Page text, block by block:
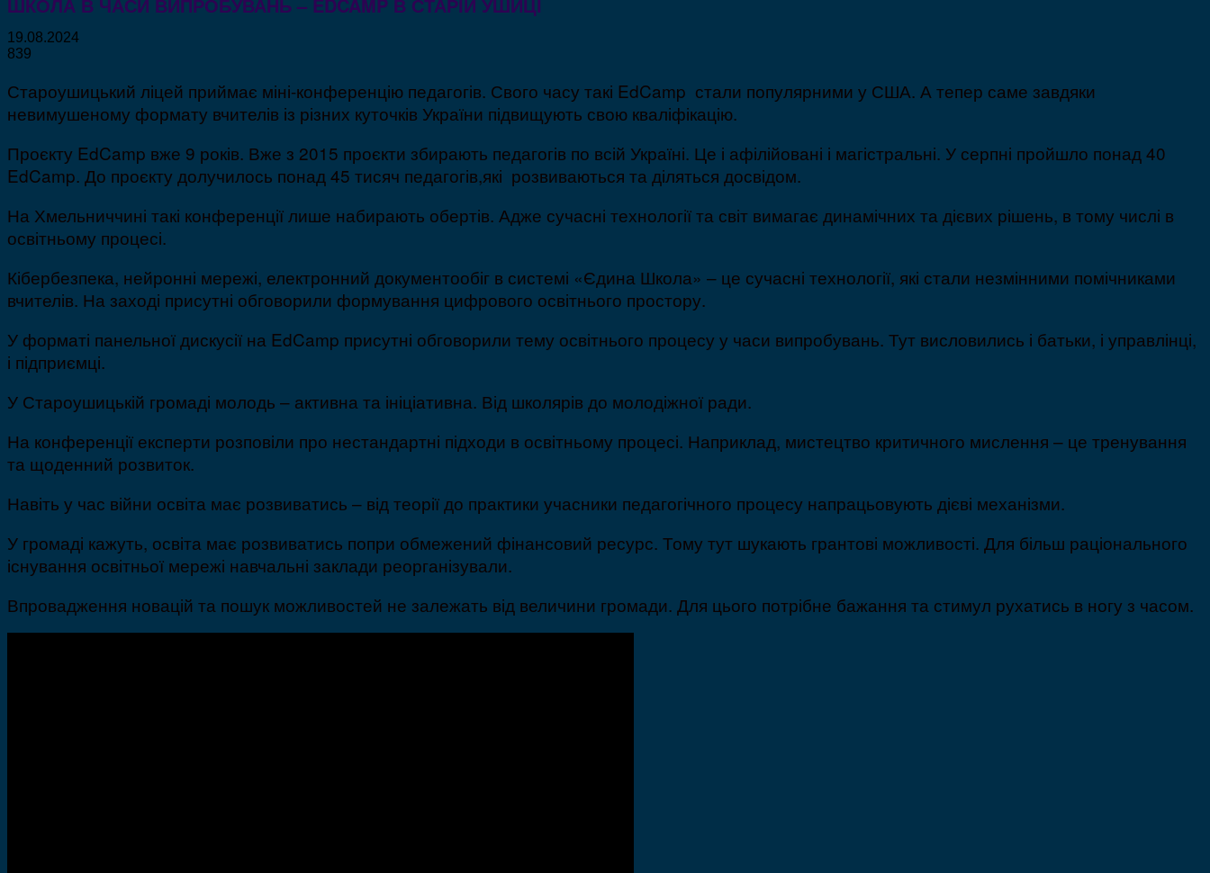
19.08.2024
839
Староушицький ліцей приймає міні-конференцію педагогів. Свого часу такі EdCamp стали популярними у США. А тепер саме завдяки
невимушеному формату вчителів із різних куточків України підвищують свою кваліфікацію.
Проєкту EdCamp вже 9 років. Вже з 2015 проєкти збирають педагогів по всій Україні. Це і афілійовані і магістральні. У серпні пройшло понад 40
EdCamp. До проєкту долучилось понад 45 тисяч педагогів,які розвиваються та діляться досвідом.
На Хмельниччині такі конференції лише набирають обертів. Адже сучасні технології та світ вимагає динамічних та дієвих рішень, в тому числі в
освітньому процесі.
Кібербезпека, нейронні мережі, електронний документообіг в системі «Єдина Школа» – це сучасні технології, які стали незмінними помічниками
вчителів. На заході присутні обговорили формування цифрового освітнього простору.
У форматі панельної дискусії на EdCamp присутні обговорили тему освітнього процесу у часи випробувань. Тут висловились і батьки, і управлінці,
і підприємці.
У Староушицькій громаді молодь – активна та ініціативна. Від школярів до молодіжної ради.
На конференції експерти розповіли про нестандартні підходи в освітньому процесі. Наприклад, мистецтво критичного мислення – це тренування
та щоденний розвиток.
Навіть у час війни освіта має розвиватись – від теорії до практики учасники педагогічного процесу напрацьовують дієві механізми.
У громаді кажуть, освіта має розвиватись попри обмежений фінансовий ресурс. Тому тут шукають грантові можливості. Для більш раціонального
існування освітньої мережі навчальні заклади реорганізували.
Впровадження новацій та пошук можливостей не залежать від величини громади. Для цього потрібне бажання та стимул рухатись в ногу з часом.